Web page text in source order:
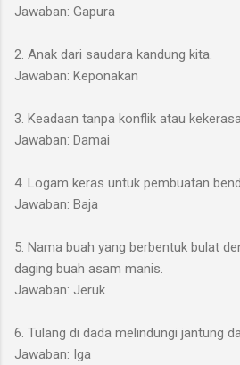
Jawaban: Gapura
2. Anak dari saudara kandung kita.
Jawaban: Keponakan
3. Keadaan tanpa konflik atau
Jawaban: Damai
4. Logam keras untuk pembuatan
Jawaban: Baja
5. Nama buah yang berbentuk bulat
daging buah asam manis.
Jawaban: Jeruk
6. Tulang di dada melindungi jantung
Jawaban: Iga